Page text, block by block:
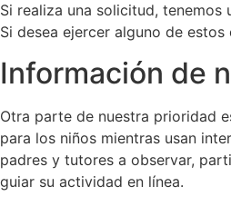
Si realiza una solicitud, tenemos
Si desea ejercer alguno de
Información de
Otra parte de nuestra prioridad
para los niños mientras usan
padres y tutores a observar,
guiar su actividad en línea.